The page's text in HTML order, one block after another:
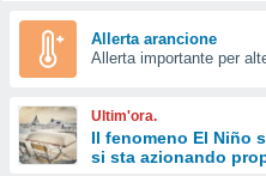
Web
le
Allerta arancione
Allerta importante per
Ultim'ora.
Il fenomeno El Niño
si sta azionando